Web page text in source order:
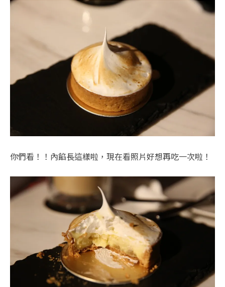
你們看！！內餡長這樣啦，現在看照片好想再吃一次啦！